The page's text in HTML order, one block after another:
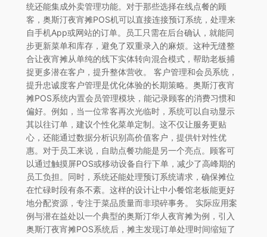
统还能集成外卖管理功能。对于那些选择在线点餐的顾
客，奥斯汀夜宵摊POS机可以直接连接预订系统，处理来
自手机App或网站的订单。员工只需在后台确认，就能同
步更新菜单和库存，避免了双重录入的麻烦。这种无缝整
合让夜宵摊从单纯的线下实体转向混合模式，帮助老板捕
捉更多潜在客户，提升整体营收。 客户管理和会员系统，
提升忠诚度客户管理是优化体验的长期策略。奥斯汀夜宵
摊POS系统内置会员管理模块，能记录顾客的消费习惯和
偏好。例如，当一位常客再次光临时，系统可以自动显示
其以往订单，建议个性化菜单定制。这不仅让服务更贴
心，还能通过数据分析识别高价值客户，提供针对性优
惠。对于员工来说，自助点餐功能是另一个亮点。顾客可
以通过触摸屏POS或移动设备自行下单，减少了高峰期的
员工负担。同时，系统还能处理预订系统请求，确保摊位
在忙碌时段有条不紊。这样的设计让中小餐馆老板能更好
地分配资源，专注于菜品质量而非琐碎事务。 实际应用案
例与潜在益处以一个典型的奥斯汀华人夜宵摊为例，引入
奥斯汀夜宵摊POS系统后，摊主发现订单处理时间缩短了